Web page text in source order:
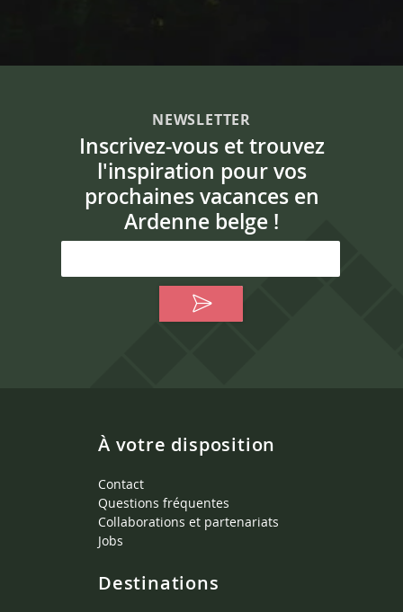
NEWSLETTER
Inscrivez-vous et trouvez
l'inspiration pour vos
prochaines vacances en
Ardenne belge !
À votre disposition
Contact
Questions fréquentes
Collaborations et partenariats
Jobs
Destinations